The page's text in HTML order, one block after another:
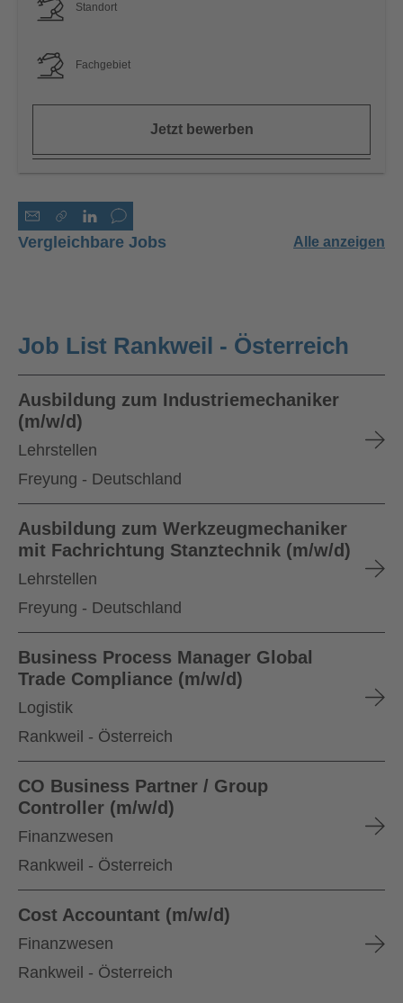
Standort
Fachgebiet
Jetzt bewerben
Vergleichbare Jobs Alle anzeigen
Job List Rankweil - Österreich
Ausbildung zum Industriemechaniker
(m/w/d)
Lehrstellen
Freyung - Deutschland
Ausbildung zum Werkzeugmechaniker
mit Fachrichtung Stanztechnik (m/w/d)
Lehrstellen
Freyung - Deutschland
Business Process Manager Global
Trade Compliance (m/w/d)
Logistik
Rankweil - Österreich
CO Business Partner / Group
Controller (m/w/d)
Finanzwesen
Rankweil - Österreich
Cost Accountant (m/w/d)
Finanzwesen
Rankweil - Österreich